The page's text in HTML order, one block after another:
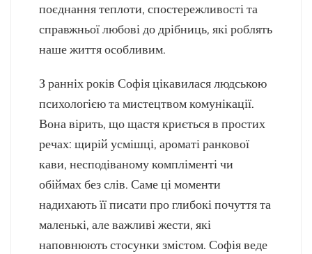
поєднання теплоти, спостережливості та
справжньої любові до дрібниць, які роблять
наше життя особливим.
З ранніх років Софія цікавилася людською
психологією та мистецтвом комунікації.
Вона вірить, що щастя криється в простих
речах: щирій усмішці, ароматі ранкової
кави, несподіваному компліменті чи
обіймах без слів. Саме ці моменти
надихають її писати про глибокі почуття та
маленькі, але важливі жести, які
наповнюють стосунки змістом. Софія веде